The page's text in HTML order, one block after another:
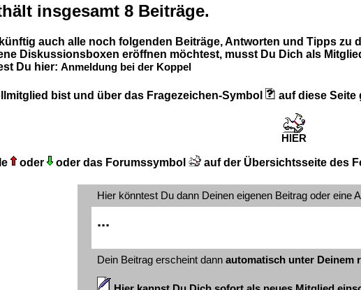
insgesamt 8 Beiträge.
auch alle noch folgenden Beiträge, Antworten und Tipps zu
Diskussionsboxen eröffnen möchtest, musst Du Dich als
Du hier: Anmeldung bei der Koppel
bist und über das Fragezeichen-Symbol auf diese Seite
HIER
oder oder das Forumssymbol auf der Übersichtsseite des
Hier könntest Du dann Deinen eigenen Beitrag oder eine
...
Dein Beitrag erscheint dann automatisch unter Deinem